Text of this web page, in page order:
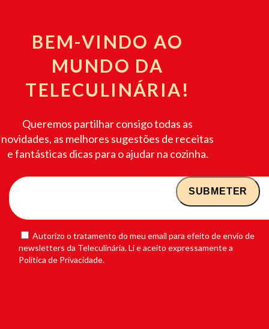
BEM-VINDO AO
MUNDO DA
TELECULINÁRIA!
Queremos partilhar consigo todas as
novidades, as melhores sugestões de receitas
e fantásticas dicas para o ajudar na cozinha.
Autorizo o tratamento do meu email para efeito de envio de
newsletters da Teleculinária. Li e aceito expressamente a
Política de Privacidade.